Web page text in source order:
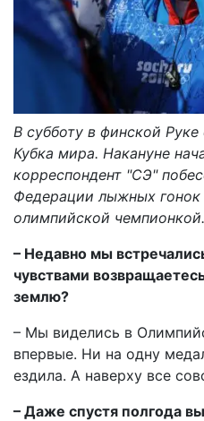
В субботу в финской
Кубка мира. Накануне
корреспондент "СЭ"
Федерации лыжных гонок
олимпийской чемпионкой.
– Недавно мы
чувствами
землю?
– Мы виделись в
впервые. Ни на одну
ездила. А наверху все
– Даже спустя полгода